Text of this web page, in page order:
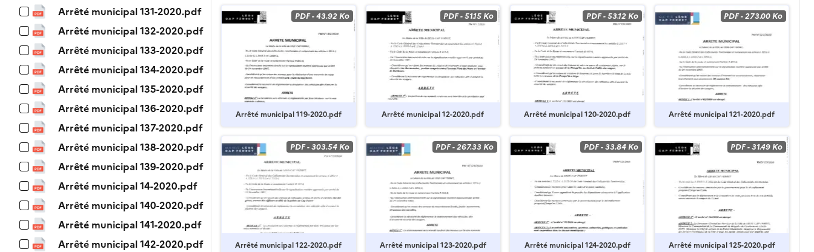
Arrêté municipal 131-2020.pdf
Arrêté municipal 132-2020.pdf
Arrêté municipal 133-2020.pdf
Arrêté municipal 134-2020.pdf
Arrêté municipal 135-2020.pdf
Arrêté municipal 136-2020.pdf
Arrêté municipal 137-2020.pdf
Arrêté municipal 138-2020.pdf
Arrêté municipal 139-2020.pdf
Arrêté municipal 14-2020.pdf
Arrêté municipal 140-2020.pdf
Arrêté municipal 141-2020.pdf
Arrêté municipal 142-2020.pdf
PDF-43.92 Ko
Arrêté municipal 119-2020.pdf
PDF-51.15 Ko
Arrêté municipal 12-2020.pdf
PDF-53.12 Ko
Arrêté municipal 120-2020.pdf
PDF-273.00 Ko
Arrêté municipal 121-2020.pdf
PDF-303.54 Ko
Arrêté municipal 122-2020.pdf
PDF-267.33 Ko
Arrêté municipal 123-2020.pdf
PDF-33.84 Ko
Arrêté municipal 124-2020.pdf
PDF-31.49 Ko
Arrêté municipal 125-2020.pdf